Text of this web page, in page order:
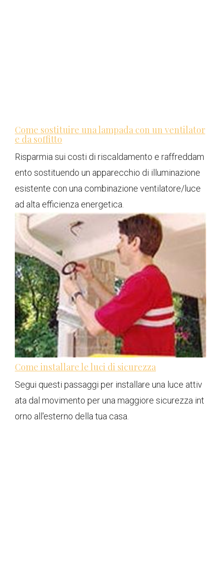
Come sostituire una lampada con un ventilator
e da soffitto
Risparmia sui costi di riscaldamento e raffreddam
ento sostituendo un apparecchio di illuminazione
esistente con una combinazione ventilatore/luce
ad alta efficienza energetica.
Come installare le luci di sicurezza
Segui questi passaggi per installare una luce attiv
ata dal movimento per una maggiore sicurezza int
orno all'esterno della tua casa.